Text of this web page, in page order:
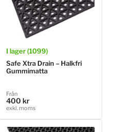
I lager (1099)
Safe Xtra Drain – Halkfri
Gummimatta
Ordinarie
pris
Från
400 kr
exkl. moms